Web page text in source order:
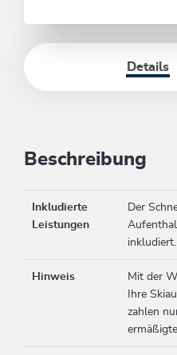
Details
Beschreibung
Inkludierte
Leistungen
Der
inkludiert.
Hinweis
Mit der
Ihre
zahlen